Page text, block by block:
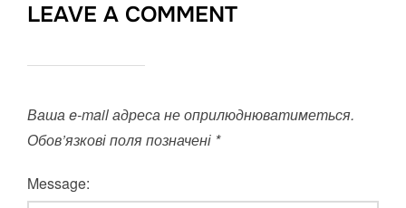
LEAVE A COMMENT
Ваша e-mail адреса не оприлюднюватиметься.
Обов’язкові поля позначені *
Message: